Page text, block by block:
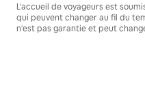
L'accueil de voyageurs est
qui peuvent changer au fil du
n'est pas garantie et peut